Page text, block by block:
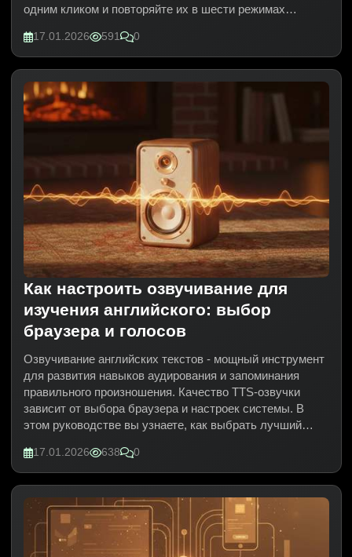
одним кликом и повторяйте их в шести режимах
17.01.2026 591 0
Как настроить озвучивание для
изучения английского: выбор
браузера и голосов
Озвучивание английских текстов - мощный инструмент
для развития навыков аудирования и запоминания
правильного произношения. Качество TTS-озвучки
зависит от выбора браузера и настроек системы. В
этом руководстве вы узнаете, как выбрать лучший
голоса и настроить их на платформе LangSecret.
17.01.2026 638 0